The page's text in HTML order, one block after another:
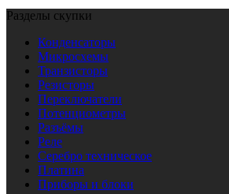
Разделы скупки
Конденсаторы
Микросхемы
Транзисторы
Резисторы
Переключатели
Потенциометры
Разъёмы
Реле
Серебро техническое
Платина
Приборы и блоки